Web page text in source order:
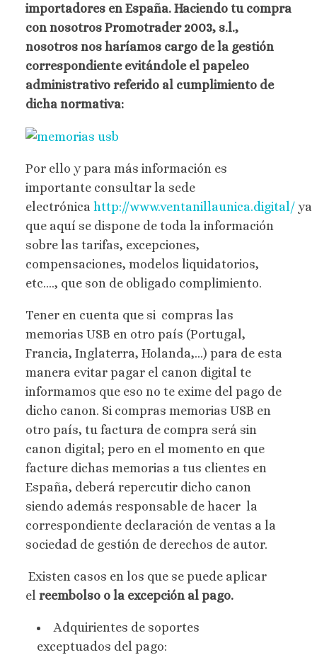
importadores en España. Haciendo tu compra
con nosotros Promotrader 2003, s.l.,
nosotros nos haríamos cargo de la gestión
correspondiente evitándole el papeleo
administrativo referido al cumplimiento de
dicha normativa:
Por ello y para más información es
importante consultar la sede
electrónica http://www.ventanillaunica.digital/ ya
que aquí se dispone de toda la información
sobre las tarifas, excepciones,
compensaciones, modelos liquidatorios,
etc…., que son de obligado complimiento.
Tener en cuenta que si compras las
memorias USB en otro país (Portugal,
Francia, Inglaterra, Holanda,...) para de esta
manera evitar pagar el canon digital te
informamos que eso no te exime del pago de
dicho canon. Si compras memorias USB en
otro país, tu factura de compra será sin
canon digital; pero en el momento en que
facture dichas memorias a tus clientes en
España, deberá repercutir dicho canon
siendo además responsable de hacer la
correspondiente declaración de ventas a la
sociedad de gestión de derechos de autor.
Existen casos en los que se puede aplicar
el reembolso o la excepción al pago.
Adquirientes de soportes
exceptuados del pago: